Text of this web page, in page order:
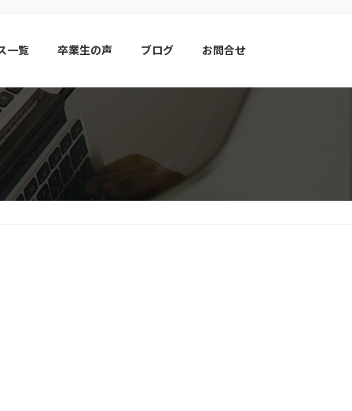
一覧 卒業生の声 ブログ お問合せ